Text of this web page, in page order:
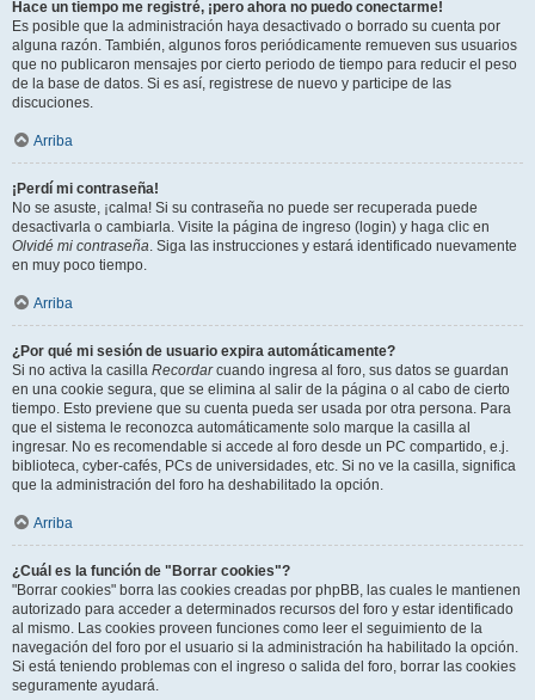
Hace un tiempo me registré, ¡pero ahora no puedo conectarme!
Es posible que la administración haya desactivado o borrado su cuenta por
alguna razón. También, algunos foros periódicamente remueven sus usuarios
que no publicaron mensajes por cierto periodo de tiempo para reducir el peso
de la base de datos. Si es así, registrese de nuevo y participe de las
discuciones.
Arriba
¡Perdí mi contraseña!
No se asuste, ¡calma! Si su contraseña no puede ser recuperada puede
desactivarla o cambiarla. Visite la página de ingreso (login) y haga clic en
Olvidé mi contraseña. Siga las instrucciones y estará identificado nuevamente
en muy poco tiempo.
Arriba
¿Por qué mi sesión de usuario expira automáticamente?
Si no activa la casilla Recordarcuando ingresa al foro, sus datos se guardan
en una cookie segura, que se elimina al salir de la página o al cabo de cierto
tiempo. Esto previene que su cuenta pueda ser usada por otra persona. Para
que el sistema le reconozca automáticamente solo marque la casilla al
ingresar. No es recomendable si accede al foro desde un PC compartido, e.j.
biblioteca, cyber-cafés, PCs de universidades, etc. Si no ve la casilla, significa
que la administración del foro ha deshabilitado la opción.
Arriba
¿Cuál es la función de "Borrar cookies"?
"Borrar cookies" borra las cookies creadas por phpBB, las cuales le mantienen
autorizado para acceder a determinados recursos del foro y estar identificado
al mismo. Las cookies proveen funciones como leer el seguimiento de la
navegación del foro por el usuario si la administración ha habilitado la opción.
Si está teniendo problemas con el ingreso o salida del foro, borrar las cookies
seguramente ayudará.